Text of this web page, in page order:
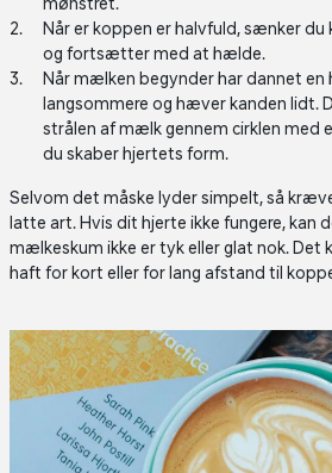
Når er koppen er halvfuld, sænker
og fortsætter med at hælde.
Når mælken begynder har dannet en
langsommere og hæver kanden lidt.
strålen af mælk gennem cirklen med
du skaber hjertets form.
Selvom det måske lyder simpelt, så
latte art. Hvis dit hjerte ikke fungere, kan
mælkeskum ikke er tyk eller glat nok. Det
haft for kort eller for lang afstand til